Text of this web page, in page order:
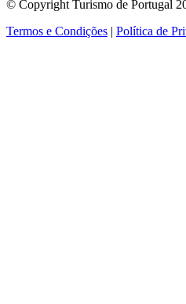
© Copyright Turismo de Portugal
Termos e Condições | Política de